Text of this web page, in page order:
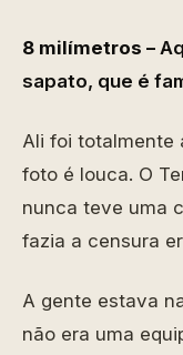
8 milímetros –
sapato, que é
Ali foi totalmente
foto é louca. O
nunca teve uma
fazia a censura
A gente estava
não era uma